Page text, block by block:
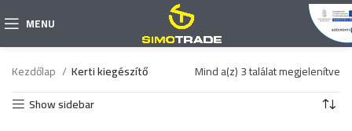
MENU
Kezdőlap Kerti kiegészítő
Mind a(z) 3 találat megjelenítve
Show sidebar